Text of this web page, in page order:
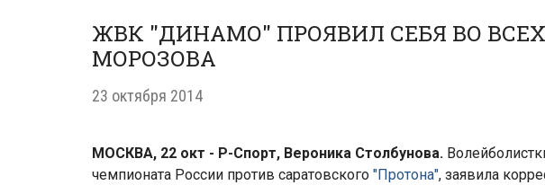
ЖВК "ДИНАМО" ПРОЯВИЛ СЕБЯ ВО
МОРОЗОВА
23 октября 2014
МОСКВА, 22 окт - Р-Спорт, Вероника Столбунова.
чемпионата России против саратовского "Протона", заявила